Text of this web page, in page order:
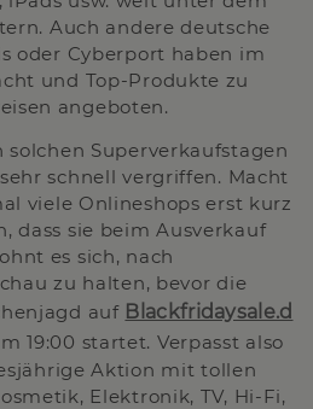
Auch andere deutsche
oder Cyberport haben im
und Top-Produkte zu
angeboten.
solchen Superverkaufstagen
schnell vergriffen. Macht
viele Onlineshops erst kurz
dass sie beim Ausverkauf
es sich, nach
zu halten, bevor die
auf Blackfridaysale.d
19:00 startet. Verpasst also
Aktion mit tollen
Elektronik, TV, Hi-Fi,